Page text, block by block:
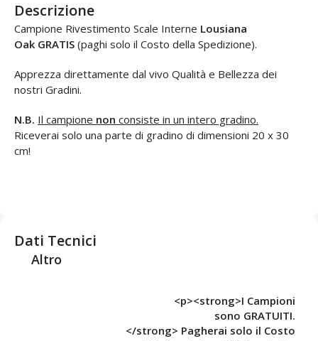
Descrizione
Campione Rivestimento Scale Interne Lousiana
Oak GRATIS (paghi solo il Costo della Spedizione).
Apprezza direttamente dal vivo Qualità e Bellezza dei
nostri Gradini.
N.B. Il campione non consiste in un intero gradino.
Riceverai solo una parte di gradino di dimensioni 20 x 30
cm!
Dati Tecnici
Altro
<p><strong>I Campioni
sono GRATUITI.
</strong> Pagherai solo il Costo